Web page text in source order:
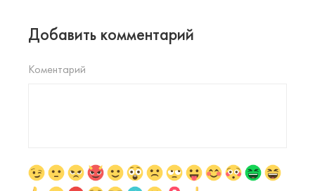
Добавить комментарий
Коментарий